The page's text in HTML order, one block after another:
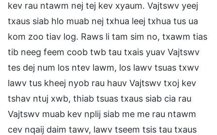
kev rau ntawm nej tej kev xyaum. Vajtswv yeej
txaus siab hlo muab nej txhua leej txhua tus ua
kom zoo tiav log. Raws li tam sim no, txawm tias
tib neeg feem coob twb tau txais yuav Vajtswv
tes dej num los ntev lawm, los lawv tsuas txwv
lawv tus kheej nyob rau hauv Vajtswv txoj kev
tshav ntuj xwb, thiab tsuas txaus siab cia rau
Vajtswv muab kev nplij siab me me rau ntawm
cev nqaij daim tawv, lawv tseem tsis tau txaus